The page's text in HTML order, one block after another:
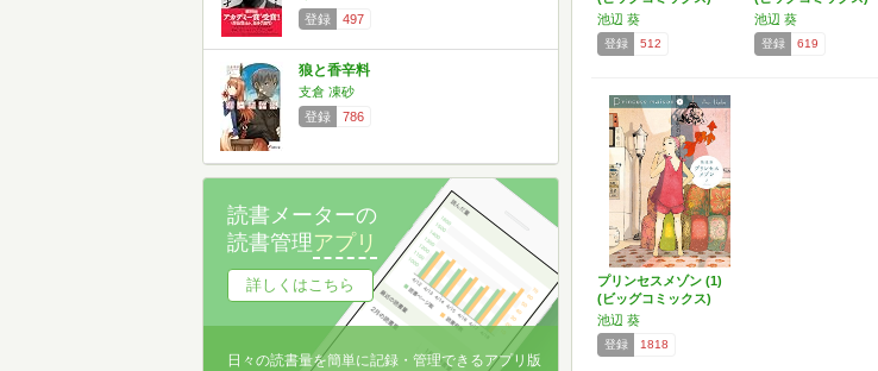
池辺 葵
登録 512
池辺 葵
登録 619
プリンセスメゾン (1)
(ビッグコミックス)
池辺 葵
登録 1818
登録
497
狼と香辛料
支倉 凍砂
登録
786
読書メーターの
読書管理アプリ
詳しくはこちら
日々の読書量を簡単に記録・管理できるアプリ版